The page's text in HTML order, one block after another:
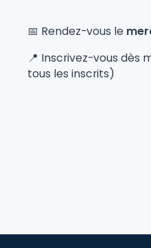
📅 Rendez-vous le
📍 Inscrivez-vous dès
tous les inscrits)